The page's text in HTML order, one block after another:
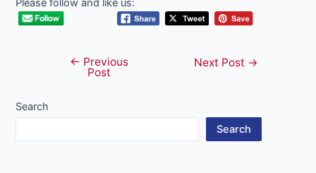
Please follow and like us:
navigation
← Previous
Post
Next Post →
Search
Search